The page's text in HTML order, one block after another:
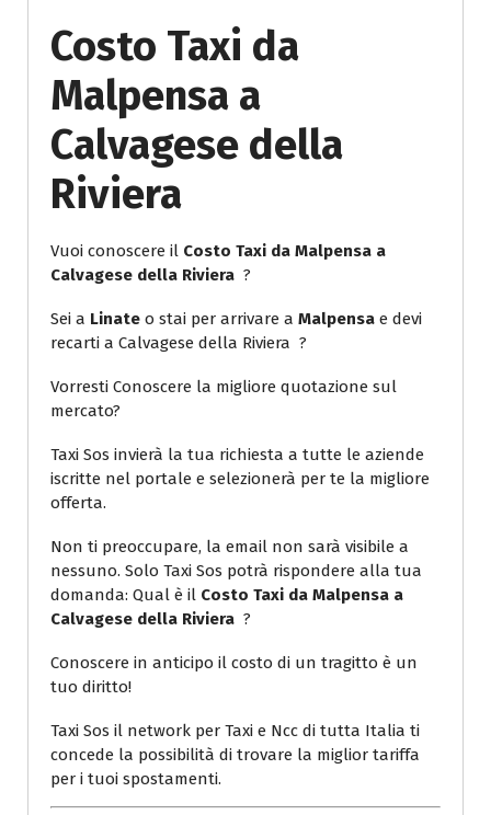
Costo Taxi da
Malpensa a
Calvagese della
Riviera
Vuoi conoscere il Costo Taxi da Malpensa a
Calvagese della Riviera ?
Sei a Linate o stai per arrivare a Malpensa e devi
recarti a Calvagese della Riviera ?
Vorresti Conoscere la migliore quotazione sul
mercato?
Taxi Sos invierà la tua richiesta a tutte le aziende
iscritte nel portale e selezionerà per te la migliore
offerta.
Non ti preoccupare, la email non sarà visibile a
nessuno. Solo Taxi Sos potrà rispondere alla tua
domanda: Qual è il Costo Taxi da Malpensa a
Calvagese della Riviera ?
Conoscere in anticipo il costo di un tragitto è un
tuo diritto!
Taxi Sos il network per Taxi e Ncc di tutta Italia ti
concede la possibilità di trovare la miglior tariffa
per i tuoi spostamenti.